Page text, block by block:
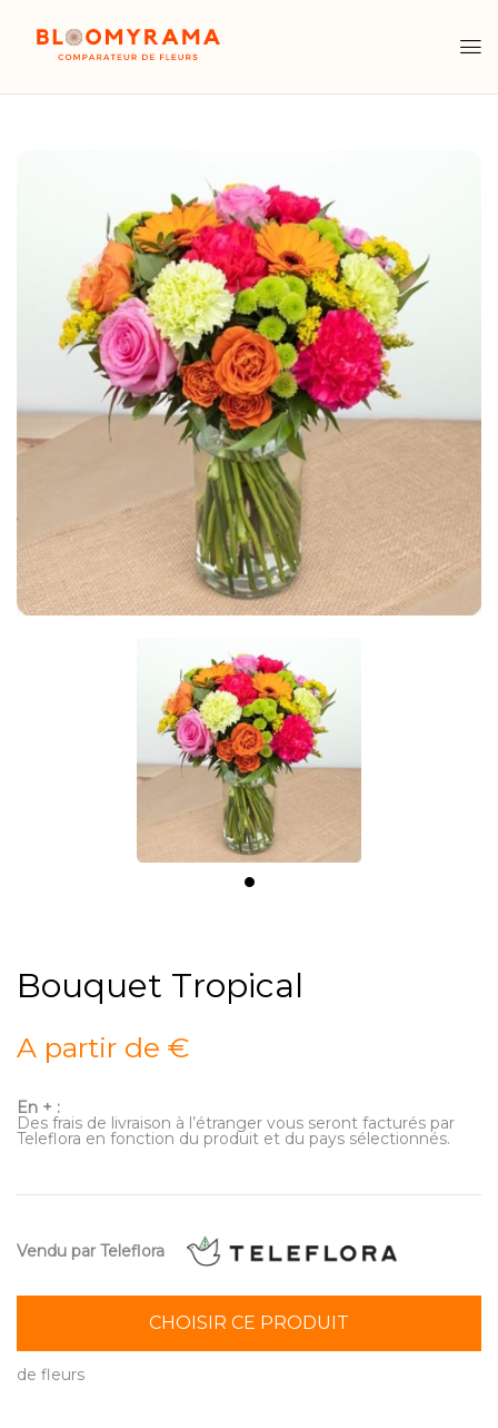
Bouquet Tropical
A partir de €
En + :
Des frais de livraison à l’étranger vous seront facturés par
Teleflora en fonction du produit et du pays sélectionnés.
Vendu par Teleflora
CHOISIR CE PRODUIT
de fleurs